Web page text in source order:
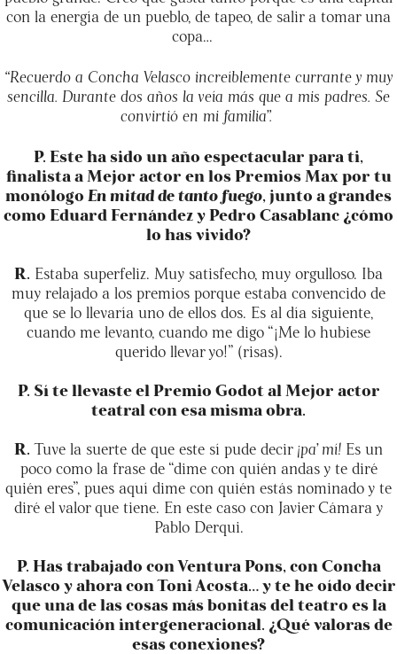
con la energía de un pueblo, de tapeo, de salir a tomar una
copa…
“Recuerdo a Concha Velasco increíblemente currante y muy
sencilla. Durante dos años la veía más que a mis padres. Se
convirtió en mi familia”.
P. Este ha sido un año espectacular para ti,
finalista a Mejor actor en los Premios Max por tu
monólogo En mitad de tanto fuego, junto a grandes
como Eduard Fernández y Pedro Casablanc ¿cómo
lo has vivido?
R. Estaba superfeliz. Muy satisfecho, muy orgulloso. Iba
muy relajado a los premios porque estaba convencido de
que se lo llevaría uno de ellos dos. Es al día siguiente,
cuando me levanto, cuando me digo “¡Me lo hubiese
querido llevar yo!” (risas).
P. Sí te llevaste el Premio Godot al Mejor actor
teatral con esa misma obra.
R. Tuve la suerte de que este sí pude decir ¡pa’ mí! Es un
poco como la frase de “dime con quién andas y te diré
quién eres”, pues aquí dime con quién estás nominado y te
diré el valor que tiene. En este caso con Javier Cámara y
Pablo Derqui.
P. Has trabajado con Ventura Pons, con Concha
Velasco y ahora con Toni Acosta… y te he oído decir
que una de las cosas más bonitas del teatro es la
comunicación intergeneracional. ¿Qué valoras de
esas conexiones?